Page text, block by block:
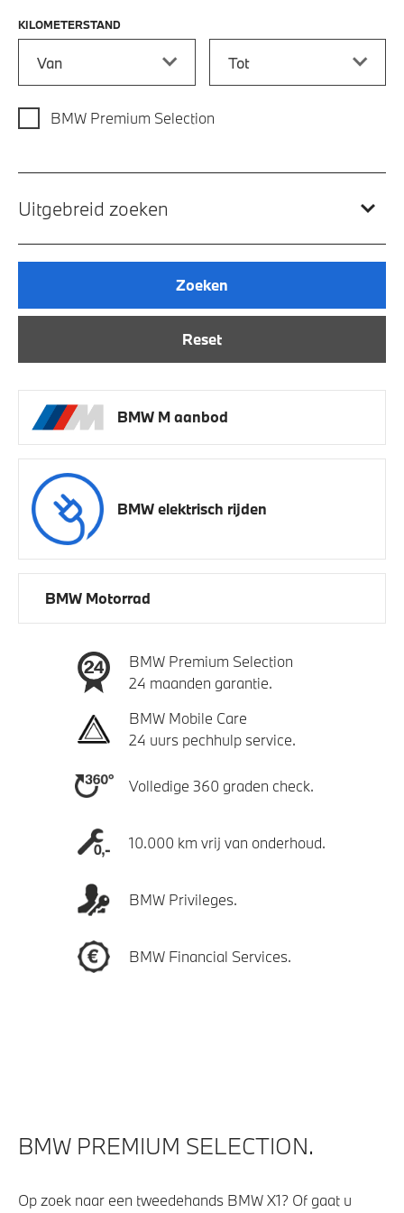
KILOMETERSTAND
BMW Premium Selection
Uitgebreid zoeken
Reset
Zoeken
BMW M aanbod
BMW elektrisch rijden
BMW Motorrad
BMW Premium Selection
24 maanden garantie.
BMW Mobile Care
24 uurs pechhulp service.
Volledige 360 graden check.
10.000 km vrij van onderhoud.
BMW Privileges.
BMW Financial Services.
BMW PREMIUM SELECTION.
Op zoek naar een tweedehands BMW X1? Of gaat u